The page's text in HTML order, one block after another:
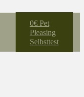
0€ Pet
Pleasing
Selbsttest